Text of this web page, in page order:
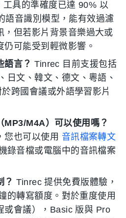
工具的準確度已達 90% 以
語音識別模型，能有效過濾
，但若影片背景音樂過大或
可能受到輕微影響。
語言？ Tinrec 目前支援包括
日文、韓文、德文、粵語、
跨國會議或外語學習影片
M4A）可以使用嗎？
您也可以使用 音訊檔案轉文
錄音檔或電腦中的音訊檔案
？ Tinrec 提供免費版體驗，
的轉寫額度。對於重度使用
或會議），Basic 版與 Pro